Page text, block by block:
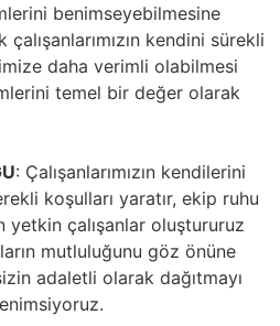
benimseyebilmesine
kendini sürekli
daha verimli olabilmesi
temel bir değer olarak
: Çalışanlarımızın kendilerini
koşulları yaratır, ekip ruhu
çalışanlar oluştururuz
mutluluğunu göz önüne
adaletli olarak dağıtmayı